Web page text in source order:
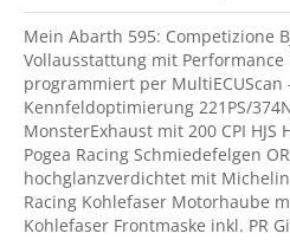
Mein Abarth 595: Competizione
Vollausstattung mit Performance
programmiert per MultiECUScan
Kennfeldoptimierung 221PS/
MonsterExhaust mit 200 CPI
Pogea Racing Schmiedefelgen
hochglanzverdichtet mit Michelin
Racing Kohlefaser Motorhaube
Kohlefaser Frontmaske inkl. PR